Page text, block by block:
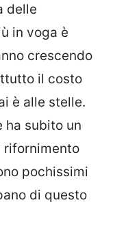
delle
in voga è
crescendo
il costo
è alle stelle.
ha subito un
rifornimento
pochissimi
di questo